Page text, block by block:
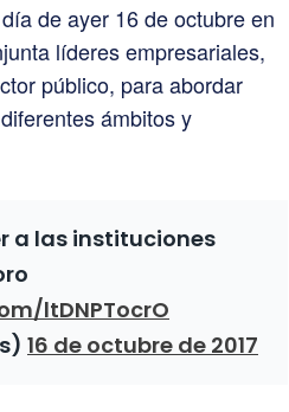
de ayer 16 de octubre en
líderes empresariales,
público, para abordar
ámbitos y
a las instituciones
ltDNPTocrO
16 de octubre de 2017